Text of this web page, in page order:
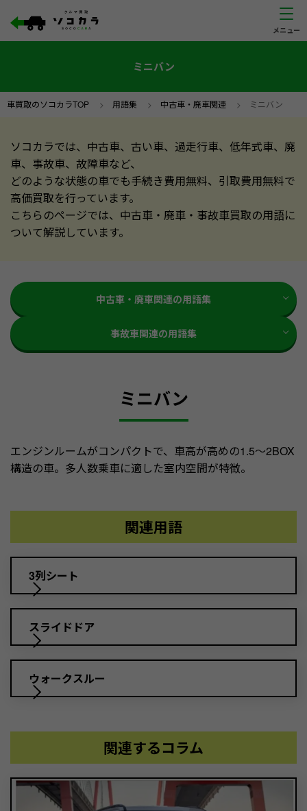
ミニバン
車買取のソコカラTOP > 用語集 > 中古車・廃車関連 > ミニバン
ソコカラでは、中古車、古い車、過走行車、低年式車、廃
車、事故車、故障車など、
どのような状態の車でも手続き費用無料、引取費用無料で
高価買取を行っています。
こちらのページでは、中古車・廃車・事故車買取の用語に
ついて解説しています。
中古車・廃車関連の用語集
事故車関連の用語集
ミニバン
エンジンルームがコンパクトで、車高が高めの1.5〜2BOX
構造の車。多人数乗車に適した室内空間が特徴。
関連用語
3列シート
スライドドア
ウォークスルー
関連するコラム